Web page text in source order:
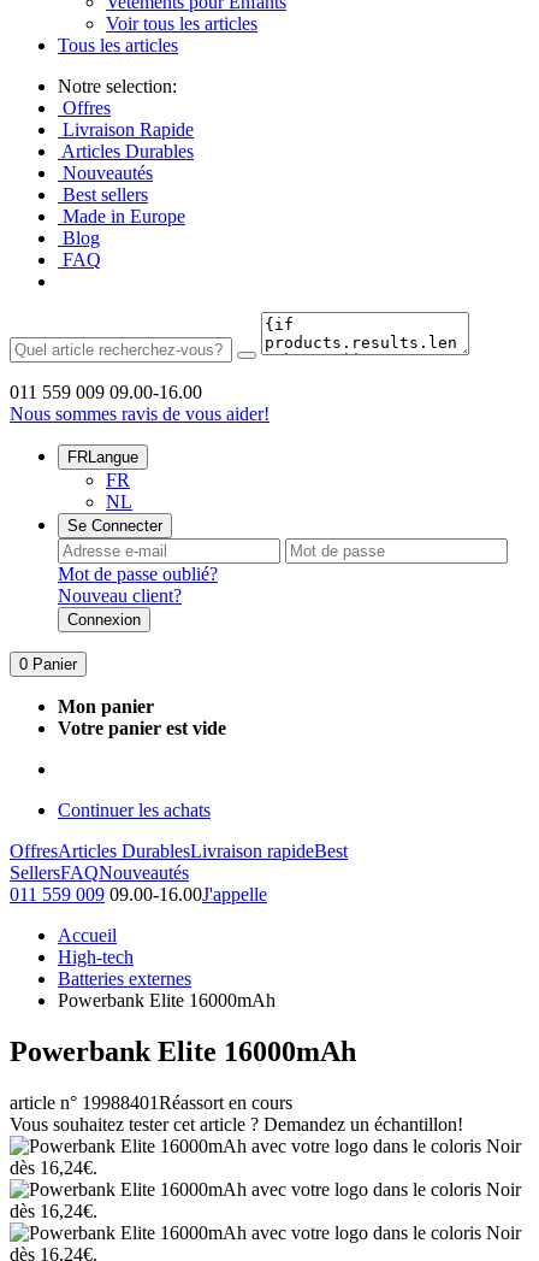
Voir tous les articles
Tous les articles
Notre selection:
Offres
Livraison Rapide
Articles Durables
Nouveautés
Best sellers
Made in Europe
Blog
FAQ
011 559 009 09.00-16.00
Nous sommes ravis de vous aider!
FRLangue
FR
NL
Se Connecter
Mot de passe oublié?
Nouveau client?
Connexion
0 Panier
Mon panier
Votre panier est vide
Continuer les achats
OffresArticles DurablesLivraison rapideBest
SellersFAQNouveautés
011 559 009 09.00-16.00J'appelle
Accueil
High-tech
Batteries externes
Powerbank Elite 16000mAh
Powerbank Elite 16000mAh
article n° 19988401Réassort en cours
Vous souhaitez tester cet article ? Demandez un échantillon!